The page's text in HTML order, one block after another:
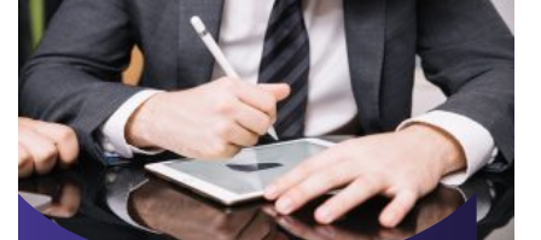
Automação de Processos
Educação Corporativa
Gerenciamento de NF-e
Adequação à LGPD
Hospitais e Clínicas
Instituições de Ensino
Departamento Pessoal
Departamento Financeiro
Cases de Sucesso
Nossas Unidades
Blog
Trabalhe Conosco
O QUE NOS DIFERENCIA? DESCUBRA